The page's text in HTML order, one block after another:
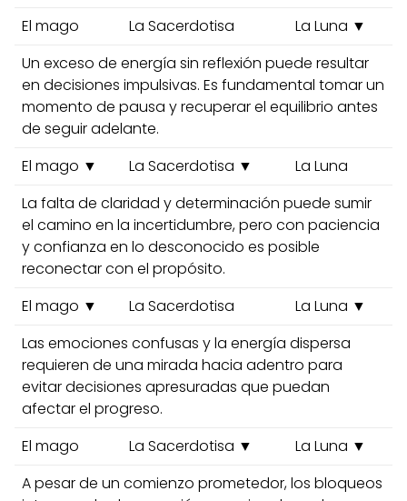
El mago
La Sacerdotisa
La Luna ▼
Un exceso de energía sin reflexión puede resultar
en decisiones impulsivas. Es fundamental tomar un
momento de pausa y recuperar el equilibrio antes
de seguir adelante.
El mago ▼
La Sacerdotisa ▼
La Luna
La falta de claridad y determinación puede sumir
el camino en la incertidumbre, pero con paciencia
y confianza en lo desconocido es posible
reconectar con el propósito.
El mago ▼
La Sacerdotisa
La Luna ▼
Las emociones confusas y la energía dispersa
requieren de una mirada hacia adentro para
evitar decisiones apresuradas que puedan
afectar el progreso.
El mago
La Sacerdotisa ▼
La Luna ▼
A pesar de un comienzo prometedor, los bloqueos